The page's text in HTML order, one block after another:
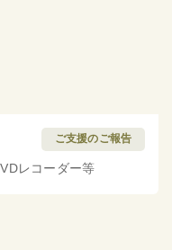
ご支援のご報告
レコーダー等